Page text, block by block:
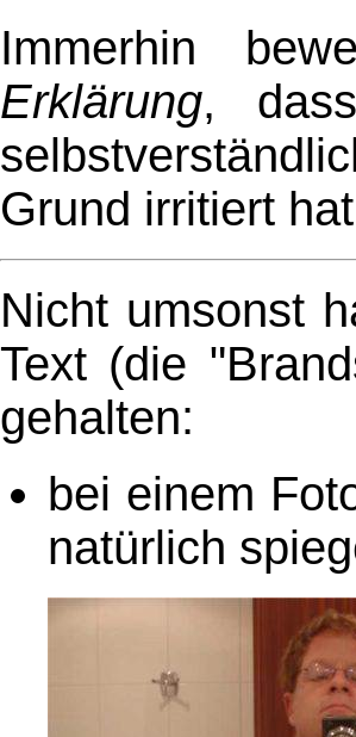
Immerhin
Erklärung,
Grund irritiert
Nicht umsonst
Text (die
gehalten:
bei einem
natürlich